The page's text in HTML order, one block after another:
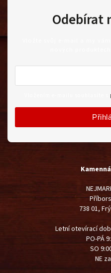
738 01,
Letní otevírací
PO-PÁ
SO
NE
Odebírat